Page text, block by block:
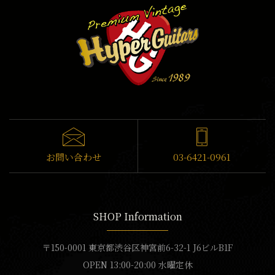
お問い合わせ 03-6421-0961
SHOP Information
〒150-0001 東京都渋谷区神宮前6-32-1 J6ビルB1F
OPEN 13:00-20:00 水曜定休